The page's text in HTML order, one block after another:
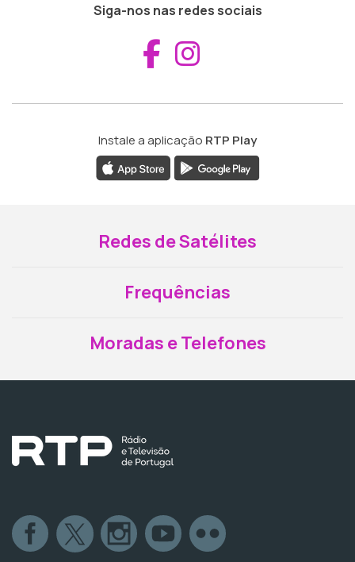
Siga-nos nas redes sociais
Aceder ao
Instale a aplicação RTP Play
Redes de Satélites
Frequências
Moradas e Telefones